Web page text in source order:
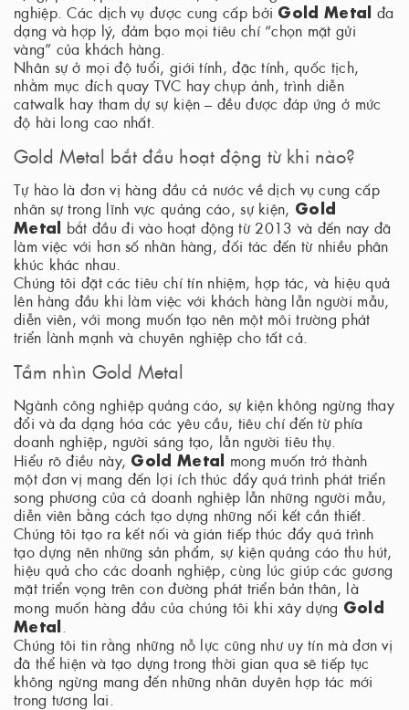
nghiệp. Các dịch vụ được cung cấp bởi Gold Metal đa
dạng và hợp lý, đảm bạo mọi tiêu chí “chọn mặt gửi
vàng” của khách hàng.
Nhân sự ở mọi độ tuổi, giới tính, đặc tính, quốc tịch,
nhằm mục đích quay TVC hay chụp ảnh, trình diễn
catwalk hay tham dự sự kiện – đều được đáp ứng ở mức
độ hài long cao nhất.
Gold Metal bắt đầu hoạt động từ khi nào?
Tự hào là đơn vị hàng đầu cả nước về dịch vụ cung cấp
nhân sự trong lĩnh vực quảng cáo, sự kiện, Gold
Metal bắt đầu đi vào hoạt động từ 2013 và đến nay đã
làm việc với hơn số nhãn hàng, đối tác đến từ nhiều phân
khúc khác nhau.
Chúng tôi đặt các tiêu chí tín nhiệm, hợp tác, và hiệu quả
lên hàng đầu khi làm việc với khách hàng lẫn người mẫu,
diễn viên, với mong muốn tạo nên một môi trường phát
triển lành mạnh và chuyên nghiệp cho tất cả.
Tầm nhìn Gold Metal
Ngành công nghiệp quảng cáo, sự kiện không ngừng thay
đổi và đa dạng hóa các yêu cầu, tiêu chí đến từ phía
doanh nghiệp, người sáng tạo, lẫn người tiêu thụ.
Hiểu rõ điều này, Gold Metal mong muốn trở thành
một đơn vị mang đến lợi ích thúc đẩy quá trình phát triển
song phương của cả doanh nghiệp lẫn những người mẫu,
diễn viên bằng cách tạo dựng những nối kết cần thiết.
Chúng tôi tạo ra kết nối và gián tiếp thúc đẩy quá trình
tạo dựng nên những sản phẩm, sự kiện quảng cáo thu hút,
hiệu quả cho các doanh nghiệp, cùng lúc giúp các gương
mặt triển vọng trên con đường phát triển bản thân, là
mong muốn hàng đầu của chúng tôi khi xây dựng Gold
Metal
Chúng tôi tin rằng những nỗ lực cũng như uy tín mà đơn vị
đã thể hiện và tạo dựng trong thời gian qua sẽ tiếp tục
không ngừng mang đến những nhân duyên hợp tác mới
trong tương lai.